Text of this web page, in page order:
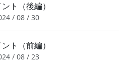
ト（後編）
/ 08 / 30
ト（前編）
/ 08 / 23